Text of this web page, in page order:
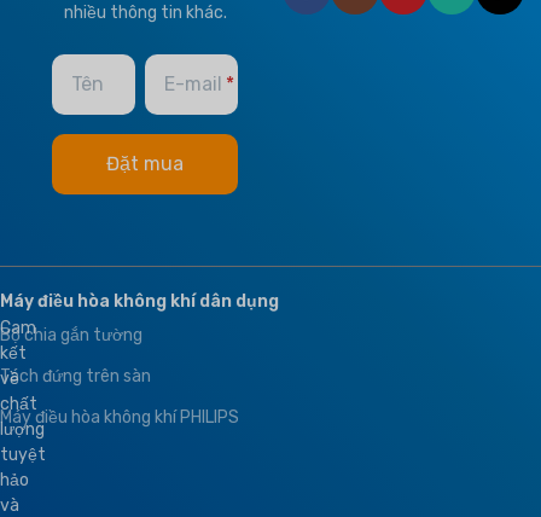
OPTIONAL FUNCTION
BMS Module,Remote Control
Fresh Air
nhiều thông tin khác.
Tên E-mail
Cam
kết
về
chất
lượng
tuyệt
hảo
và
Máy điều hòa không khí dân dụng
Bộ chia gắn tường
Tách đứng trên sàn
Máy điều hòa không khí PHILIPS